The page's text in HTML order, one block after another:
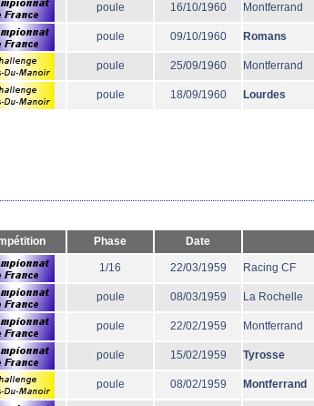
poule 16/10/1960 Montferrand
poule 09/10/1960 Romans
poule 25/09/1960 Montferrand
poule 18/09/1960 Lourdes
Phase Date
1/16 22/03/1959 Racing CF
poule 08/03/1959 La Rochelle
poule 22/02/1959 Montferrand
poule 15/02/1959 Tyrosse
poule 08/02/1959 Montferrand